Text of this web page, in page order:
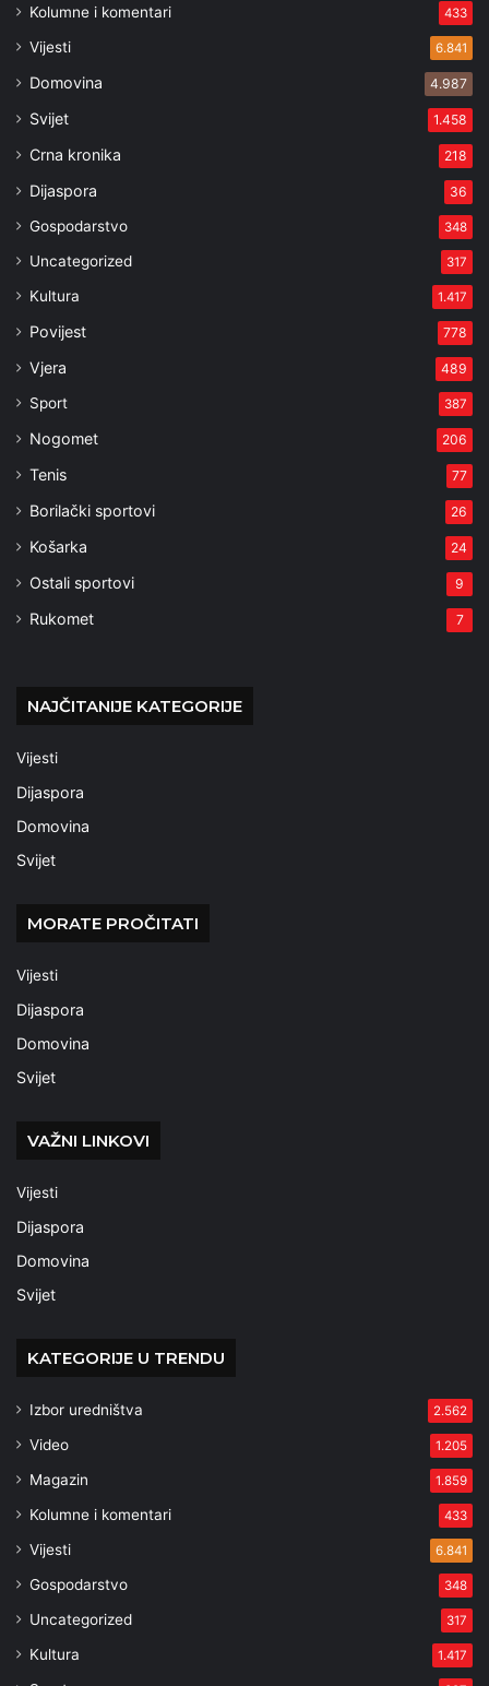
Kolumne i komentari 433
Vijesti 6.841
Domovina 4.987
Svijet 1.458
Crna kronika 218
Dijaspora 36
Gospodarstvo 348
Uncategorized 317
Kultura 1.417
Povijest 778
Vjera 489
Sport 387
Nogomet 206
Tenis 77
Borilački sportovi 26
Košarka 24
Ostali sportovi 9
Rukomet 7
NAJČITANIJE KATEGORIJE
Vijesti
Dijaspora
Domovina
Svijet
MORATE PROČITATI
Vijesti
Dijaspora
Domovina
Svijet
VAŽNI LINKOVI
Vijesti
Dijaspora
Domovina
Svijet
KATEGORIJE U TRENDU
Izbor uredništva 2.562
Video 1.205
Magazin 1.859
Kolumne i komentari 433
Vijesti 6.841
Gospodarstvo 348
Uncategorized 317
Kultura 1.417